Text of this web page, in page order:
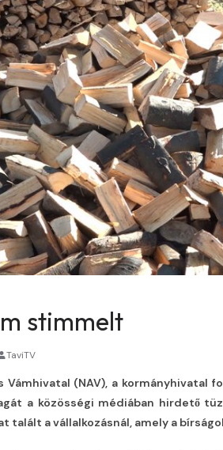
stimmelt
TaviTV
(NAV), a kormányhivatal
a közösségi médiában hirdető
talált a vállalkozásnál, amely a